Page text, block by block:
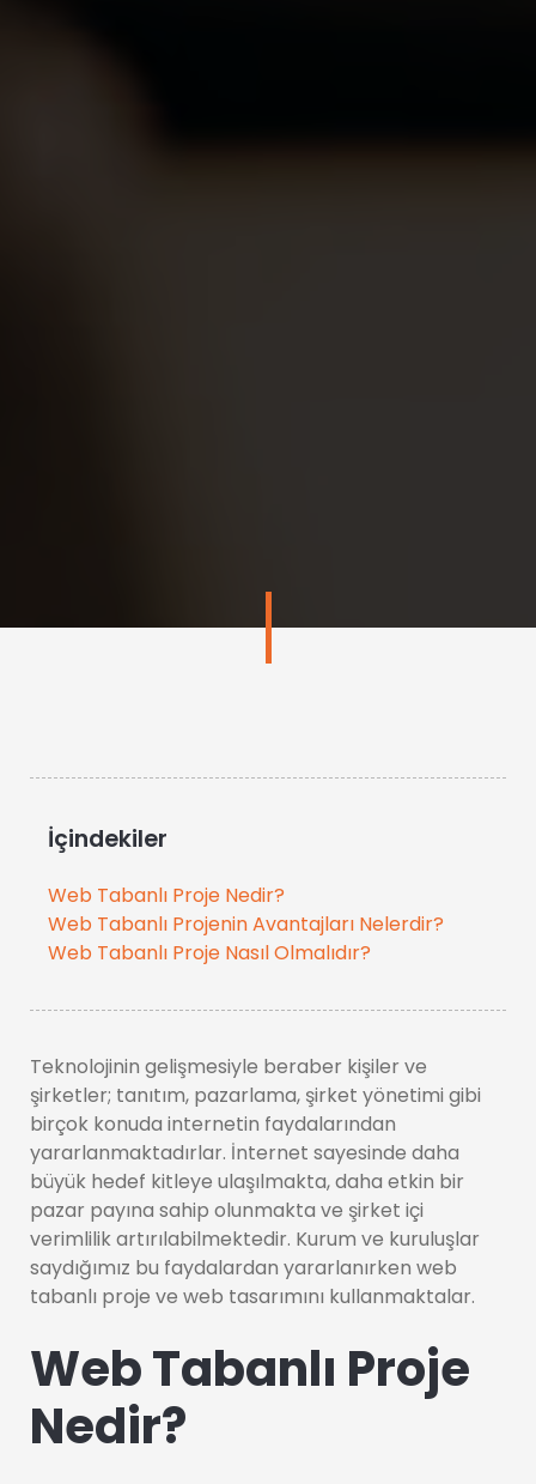
İçindekiler
Web Tabanlı Proje Nedir?
Web Tabanlı Projenin Avantajları Nelerdir?
Web Tabanlı Proje Nasıl Olmalıdır?
Teknolojinin gelişmesiyle beraber kişiler ve
şirketler; tanıtım, pazarlama, şirket yönetimi gibi
birçok konuda internetin faydalarından
yararlanmaktadırlar. İnternet sayesinde daha
büyük hedef kitleye ulaşılmakta, daha etkin bir
pazar payına sahip olunmakta ve şirket içi
verimlilik artırılabilmektedir. Kurum ve kuruluşlar
saydığımız bu faydalardan yararlanırken web
tabanlı proje ve web tasarımını kullanmaktalar.
Web Tabanlı Proje
Nedir?